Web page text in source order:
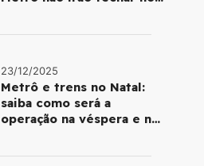
23/12/2025
Metrô e trens no Natal:
saiba como será a
operação na véspera e no